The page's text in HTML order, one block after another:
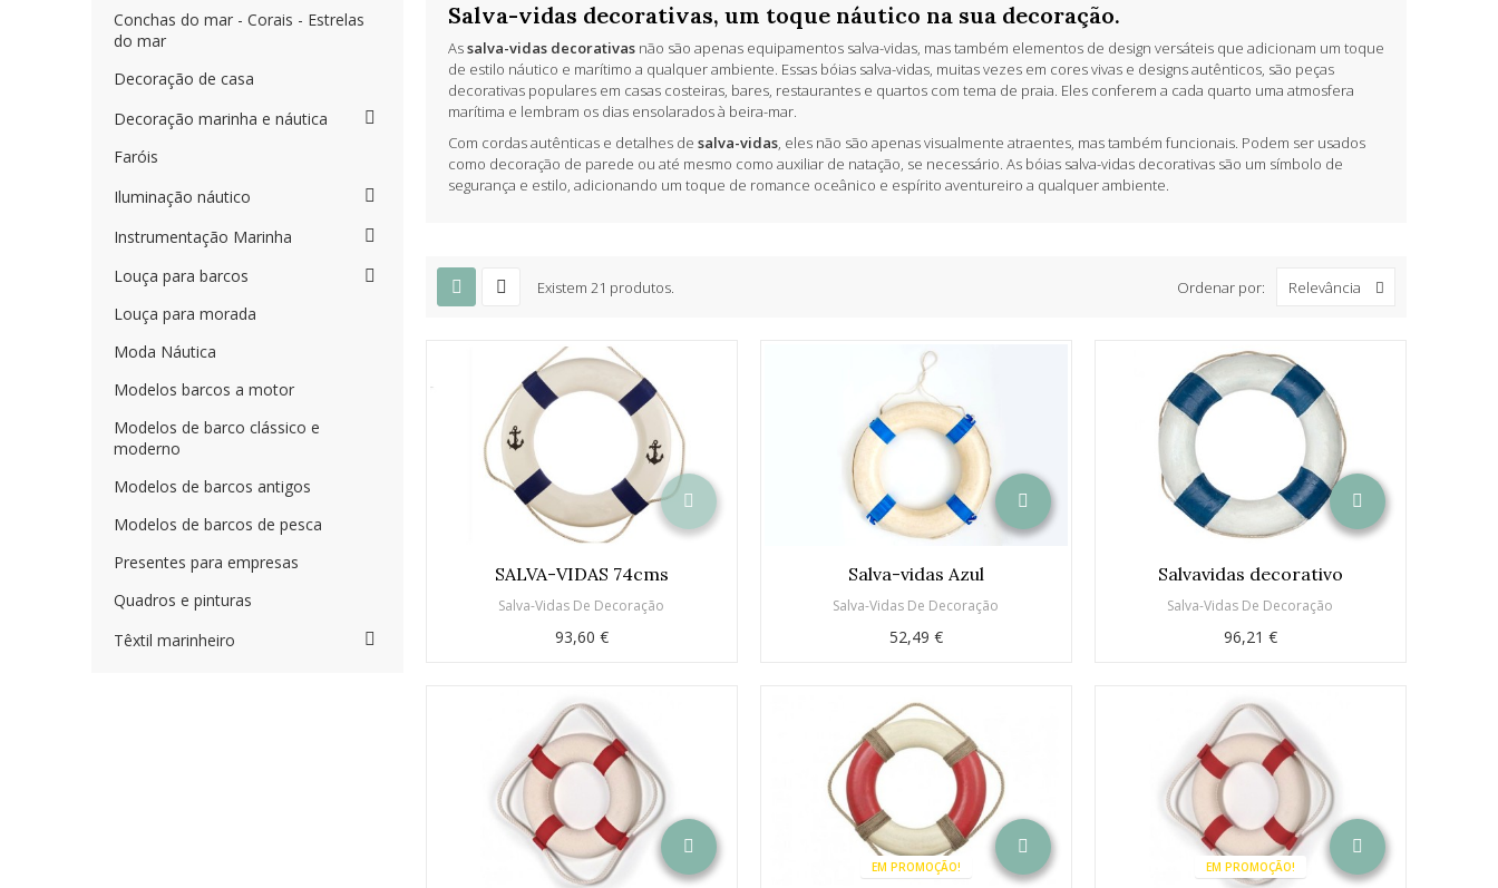
Conchas do mar - Corais - Estrelas
do mar
Decoração de casa
Decoração marinha e náutica
Faróis
Iluminação náutico
Instrumentação Marinha
Louça para barcos
Louça para morada
Moda Náutica
Modelos barcos a motor
Modelos de barco clássico e
moderno
Modelos de barcos antigos
Modelos de barcos de pesca
Presentes para empresas
Quadros e pinturas
Têxtil marinheiro
Salva-vidas decorativas, um toque náutico na sua decoração.
Assalva-vidas decorativas não são apenas equipamentos salva-vidas, mas também elementos de design versáteis que adicionam um toque
de estilo náutico e marítimo a qualquer ambiente. Essas bóias salva-vidas, muitas vezes em cores vivas e designs autênticos, são peças
decorativas populares em casas costeiras, bares, restaurantes e quartos com tema de praia. Eles conferem a cada quarto uma atmosfera
marítima e lembram os dias ensolarados à beira-mar.
Com cordas autênticas e detalhes de salva-vidas, eles não são apenas visualmente atraentes, mas também funcionais. Podem ser usados ​​​​
como decoração de parede ou até mesmo como auxiliar de natação, se necessário. As bóias salva-vidas decorativas são um símbolo de
segurança e estilo, adicionando um toque de romance oceânico e espírito aventureiro a qualquer ambiente.
Existem 21 produtos. Ordenar por: Relevância
SALVA-VIDAS 74cms
Salva-Vidas De Decoração
93,60 €
Salva-vidas Azul
Salva-Vidas De Decoração
52,49 €
Salvavidas decorativo
Salva-Vidas De Decoração
96,21 €
EM PROMOÇÃO! EM PROMOÇÃO!